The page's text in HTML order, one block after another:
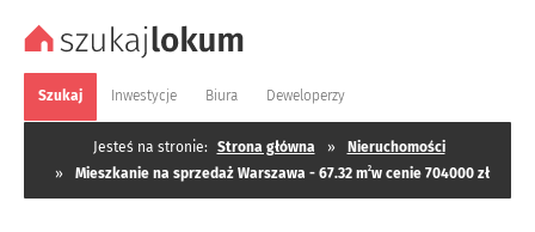
Szukaj Inwestycje Biura Deweloperzy
Jesteś na stronie: Strona główna »
Nieruchomości
»
Mieszkanie na sprzedaż Warszawa - 67.32 m2w cenie 704000 zł